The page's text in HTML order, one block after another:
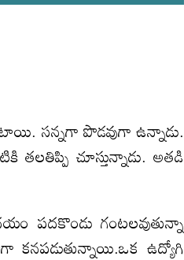
సన్నగా పొడవుగా ఉన్నాడు.
చూస్తున్నాడు. అతడి
పదకొండు గంటలవుతున్నా
కనపడుతున్నాయి.ఒక ఉద్యోగి